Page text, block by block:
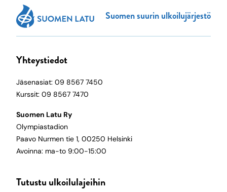
Suomen suurin ulkoilujärjestö
Yhteystiedot
Jäsenasiat: 09 8567 7450
Kurssit: 09 8567 7470
Suomen Latu Ry
Olympiastadion
Paavo Nurmen tie 1, 00250 Helsinki
Avoinna: ma-to 9:00-15:00
Tutustu ulkoilulajeihin